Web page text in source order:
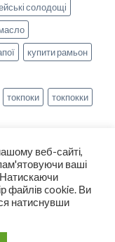
солодощі
купити рамьон
токпоки
токпокки
ДОСТАВКА
веб-сайті,
ваші
Натискаючи
файлів cookie. Ви
натиснувши